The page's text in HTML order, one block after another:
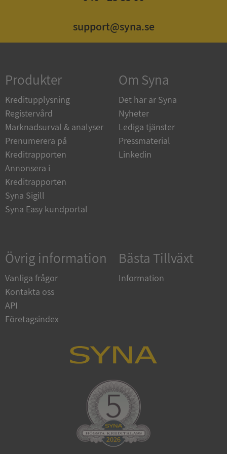
support@syna.se
Produkter
Kreditupplysning
Registervård
Marknadsurval & analyser
Prenumerera på
Kreditrapporten
Annonsera i
Kreditrapporten
Syna Sigill
Syna Easy kundportal
Om Syna
Det här är Syna
Nyheter
Lediga tjänster
Pressmaterial
Linkedin
Övrig information
Vanliga frågor
Kontakta oss
API
Företagsindex
Bästa Tillväxt
Information
kärnwebbplatsfunktioner som användarinloggning
och kontohantering. Webbplatsen kan inte
användas ordentligt utan strikt nödvändiga cookies.
Namn
Leverantör
Domän
__RequestVerificationToken
Microsoft
Corporation
de.syna.se
.youtube.com
de.syna.se
Google
Privacy Policy